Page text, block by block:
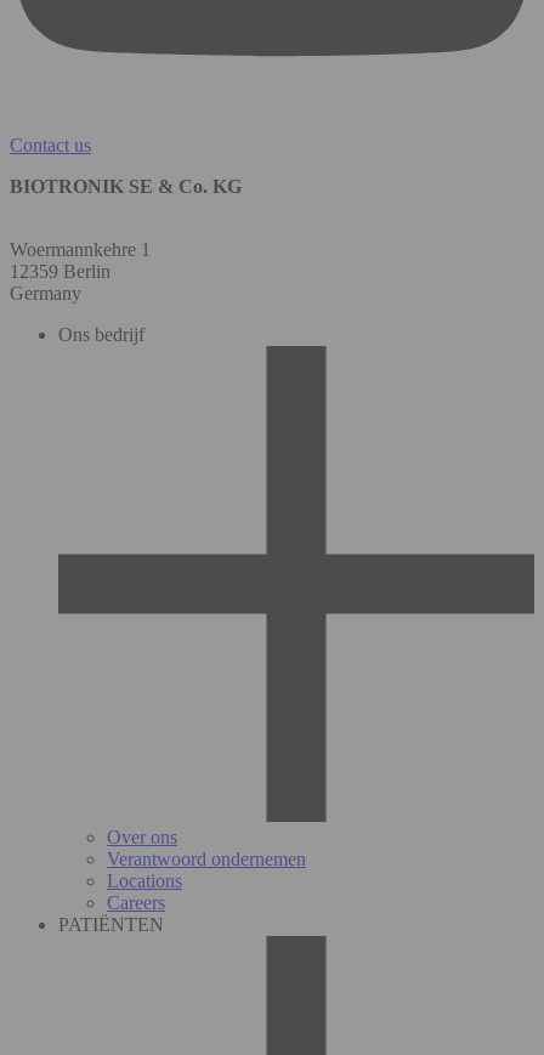
Contact us
BIOTRONIK SE & Co. KG
Woermannkehre 1
12359 Berlin
Germany
Ons bedrijf
Over ons
Verantwoord ondernemen
Locations
Careers
PATIËNTEN